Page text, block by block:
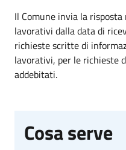
Il Comune invia la
lavorativi dalla data di
richieste scritte di
lavorativi, per le richieste
addebitati.
Cosa serve